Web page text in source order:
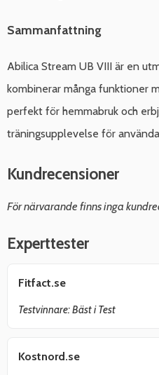
Sammanfattning
Abilica Stream UB VIII är en
kombinerar många funktioner
perfekt för hemmabruk och
träningsupplevelse för
Kundrecensioner
För närvarande finns inga
Experttester
Fitfact.se
Testvinnare: Bäst i Test
Kostnord.se